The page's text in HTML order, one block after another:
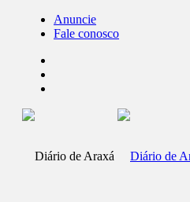
Anuncie
Fale conosco